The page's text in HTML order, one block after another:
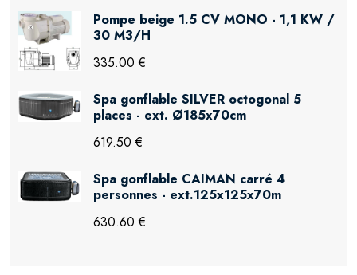
Pompe beige 1.5 CV MONO - 1,1 KW /
30 M3/H
335.00 €
Spa gonflable SILVER octogonal 5
places - ext. Ø185x70cm
619.50 €
Spa gonflable CAIMAN carré 4
personnes - ext.125x125x70m
630.60 €